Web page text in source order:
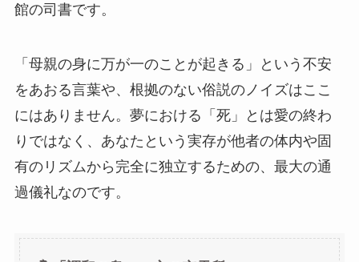
館の司書です。
「母親の身に万が一のことが起きる」という不安
をあおる言葉や、根拠のない俗説のノイズはここ
にはありません。夢における「死」とは愛の終わ
りではなく、あなたという実存が他者の体内や固
有のリズムから完全に独立するための、最大の通
過儀礼なのです。